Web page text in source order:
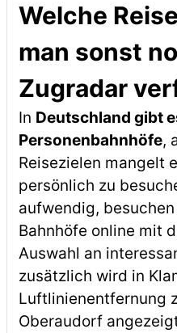
Welche
man sonst
Zugradar
In Deutschland gibt
Personenbahnhöfe,
Reisezielen mangelt
persönlich zu
aufwendig,
Bahnhöfe online mit
Auswahl an
zusätzlich wird in
Luftlinienentfernung
Oberaudorf